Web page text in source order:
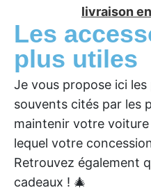
livraison
Les
plus utiles
Je vous propose ici
souvents cités par les
maintenir votre
lequel votre
Retrouvez également
cadeaux ! 🎄